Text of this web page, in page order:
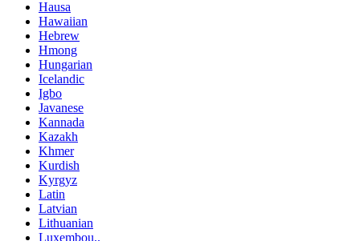
Hausa
Hawaiian
Hebrew
Hmong
Hungarian
Icelandic
Igbo
Javanese
Kannada
Kazakh
Khmer
Kurdish
Kyrgyz
Latin
Latvian
Lithuanian
Luxembou..